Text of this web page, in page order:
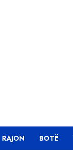
RAJON BOTË